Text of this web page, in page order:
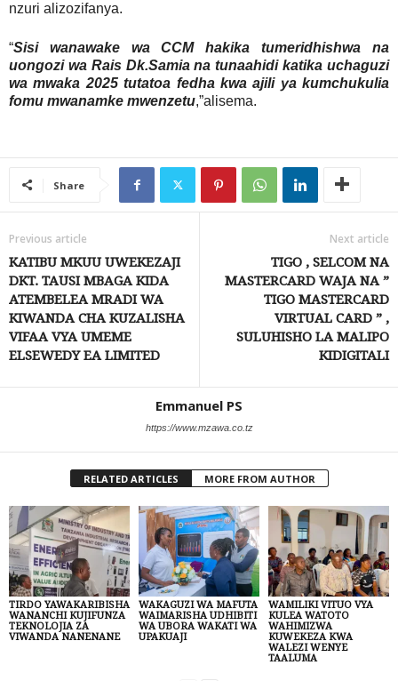
nzuri alizozifanya.
“Sisi wanawake wa CCM hakika tumeridhishwa na
uongozi wa Rais Dk.Samia na tunaahidi katika uchaguzi
wa mwaka 2025 tutatoa fedha kwa ajili ya kumchukulia
fomu mwanamke mwenzetu,”alisema.
Share
Previous article
KATIBU MKUU UWEKEZAJI
DKT. TAUSI MBAGA KIDA
ATEMBELEA MRADI WA
KIWANDA CHA KUZALISHA
VIFAA VYA UMEME
ELSEWEDY EA LIMITED
Next article
TIGO , SELCOM NA
MASTERCARD WAJA NA ”
TIGO MASTERCARD
VIRTUAL CARD ” ,
SULUHISHO LA MALIPO
KIDIGITALI
Emmanuel PS
https://www.mzawa.co.tz
RELATED ARTICLES MORE FROM AUTHOR
TIRDO YAWAKARIBISHA
WANANCHI KUJIFUNZA
TEKNOLOJIA ZA
VIWANDA NANENANE
WAKAGUZI WA MAFUTA
WAIMARISHA UDHIBITI
WA UBORA WAKATI WA
UPAKUAJI
WAMILIKI VITUO VYA
KULEA WATOTO
WAHIMIZWA
KUWEKEZA KWA
WALEZI WENYE
TAALUMA